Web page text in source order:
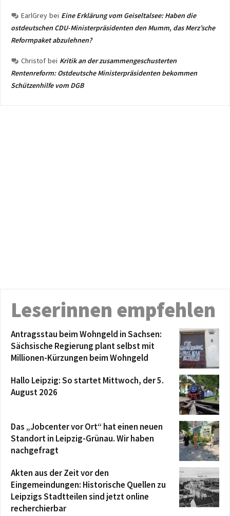
EarlGrey bei Eine Erklärung vom Geiseltalsee: Haben die
ostdeutschen CDU-Ministerpräsidenten den Mumm, das Merz’sche
Reformpaket abzulehnen?
Christof bei Kritik an der zusammengeschusterten
Rentenreform: Ostdeutsche Ministerpräsidenten bekommen
Schützenhilfe vom DGB
Leserinnen empfehlen
Antragsstau beim Wohngeld in Sachsen:
Sächsische Regierung plant selbst mit
Millionen-Kürzungen beim Wohngeld
Hallo Leipzig: So startet Mittwoch, der 5.
August 2026
Das „Jobcenter vor Ort“ hat einen neuen
Standort in Leipzig-Grünau. Wir haben
nachgefragt
Akten aus der Zeit vor den
Eingemeindungen: Historische Quellen zu
Leipzigs Stadtteilen sind jetzt online
recherchierbar